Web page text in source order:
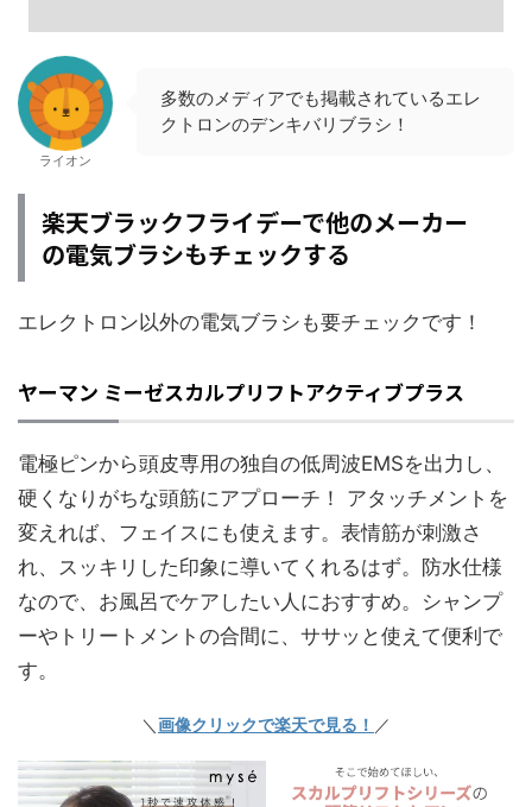
ライオン
多数のメディアでも掲載されているエレ
クトロンのデンキバリブラシ！
楽天ブラックフライデーで他のメーカー
の電気ブラシもチェックする
エレクトロン以外の電気ブラシも要チェックです！
ヤーマン ミーゼスカルプリフトアクティブプラス
電極ピンから頭皮専用の独自の低周波EMSを出力し、
硬くなりがちな頭筋にアプローチ！ アタッチメントを
変えれば、フェイスにも使えます。表情筋が刺激さ
れ、スッキリした印象に導いてくれるはず。防水仕様
なので、お風呂でケアしたい人におすすめ。シャンプ
ーやトリートメントの合間に、ササッと使えて便利で
す。
＼ 画像クリックで楽天で見る！ ／